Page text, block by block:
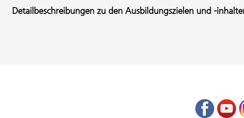
Detailbeschreibungen zu den Ausbildungszielen und -